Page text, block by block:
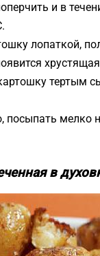
и в
лопаткой,
тертым
мелко
в